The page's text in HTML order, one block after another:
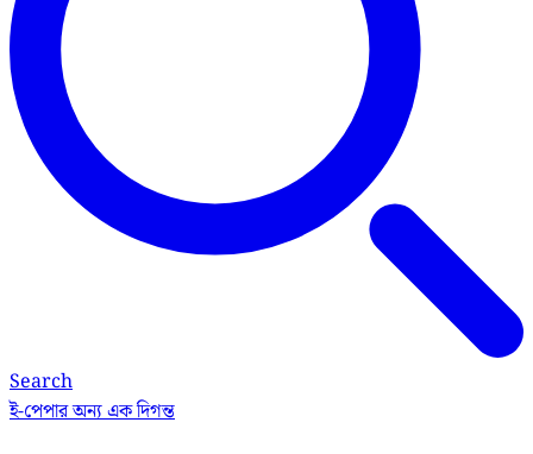
Search
ই-পেপারঅন্য এক দিগন্ত